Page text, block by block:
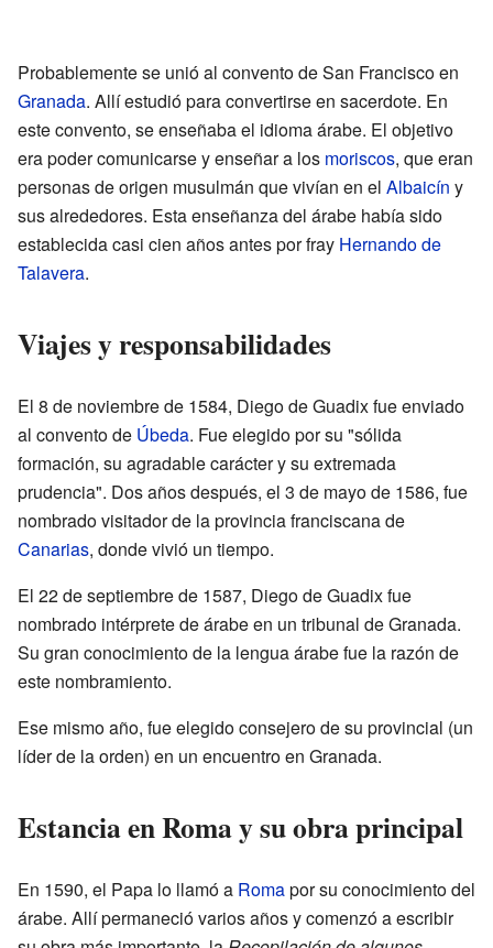
Probablemente se unió al convento de San Francisco en
Granada. Allí estudió para convertirse en sacerdote. En
este convento, se enseñaba el idioma árabe. El objetivo
era poder comunicarse y enseñar a los moriscos, que eran
personas de origen musulmán que vivían en el Albaicín y
sus alrededores. Esta enseñanza del árabe había sido
establecida casi cien años antes por fray Hernando de
Talavera.
Viajes y responsabilidades
El 8 de noviembre de 1584, Diego de Guadix fue enviado
al convento de Úbeda. Fue elegido por su "sólida
formación, su agradable carácter y su extremada
prudencia". Dos años después, el 3 de mayo de 1586, fue
nombrado visitador de la provincia franciscana de
Canarias, donde vivió un tiempo.
El 22 de septiembre de 1587, Diego de Guadix fue
nombrado intérprete de árabe en un tribunal de Granada.
Su gran conocimiento de la lengua árabe fue la razón de
este nombramiento.
Ese mismo año, fue elegido consejero de su provincial (un
líder de la orden) en un encuentro en Granada.
Estancia en Roma y su obra principal
En 1590, el Papa lo llamó a Romapor su conocimiento del
árabe. Allí permaneció varios años y comenzó a escribir